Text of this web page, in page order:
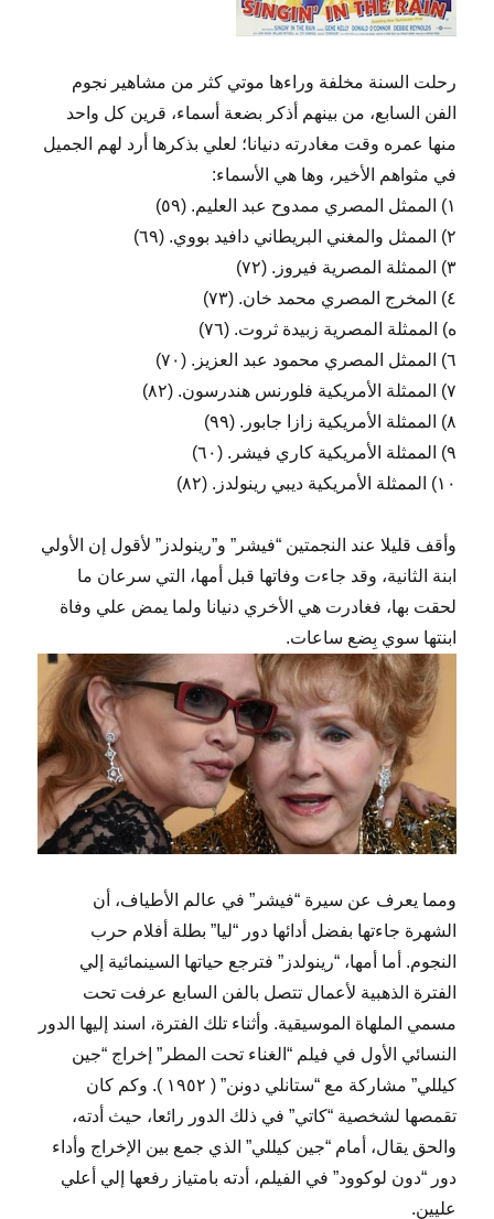
رحلت السنة مخلفة وراءها موتي كثر من مشاهير نجوم
الفن السابع، من بينهم أذكر بضعة أسماء، قرين كل واحد
منها عمره وقت مغادرته دنيانا؛ لعلي بذكرها أرد لهم الجميل
في مثواهم الأخير، وها هي الأسماء:
١) الممثل المصري ممدوح عبد العليم. (٥٩)
٢) الممثل والمغني البريطاني دافيد بووي. (٦٩)
٣) الممثلة المصرية فيروز. (٧٢)
٤) المخرج المصري محمد خان. (٧٣)
ه) الممثلة المصرية زبيدة ثروت. (٧٦)
٦) الممثل المصري محمود عبد العزيز. (٧٠)
٧) الممثلة الأمريكية فلورنس هندرسون. (٨٢)
٨) الممثلة الأمريكية زازا جابور. (٩٩)
٩) الممثلة الأمريكية كاري فيشر. (٦٠)
١٠) الممثلة الأمريكية ديبي رينولدز. (٨٢)
وأقف قليلا عند النجمتين “فيشر” و”رينولدز” لأقول إن الأولي
ابنة الثانية، وقد جاءت وفاتها قبل أمها، التي سرعان ما
لحقت بها، فغادرت هي الأخري دنيانا ولما يمض علي وفاة
ابنتها سوي بِضع ساعات.
ومما يعرف عن سيرة “فيشر” في عالم الأطياف، أن
الشهرة جاءتها بفضل أدائها دور “ليا” بطلة أفلام حرب
النجوم. أما أمها، “رينولدز” فترجع حياتها السينمائية إلي
الفترة الذهبية لأعمال تتصل بالفن السابع عرفت تحت
مسمي الملهاة الموسيقية. وأثناء تلك الفترة، اسند إليها الدور
النسائي الأول في فيلم “الغناء تحت المطر” إخراج “جين
كيللي” مشاركة مع “ستانلي دونن” ( ١٩٥٢ ). وكم كان
تقمصها لشخصية “كاتي” في ذلك الدور رائعا، حيث أدته،
والحق يقال، أمام “جين كيللي” الذي جمع بين الإخراج وأداء
دور “دون لوكوود” في الفيلم، أدته بامتياز رفعها إلي أعلي
عليين.